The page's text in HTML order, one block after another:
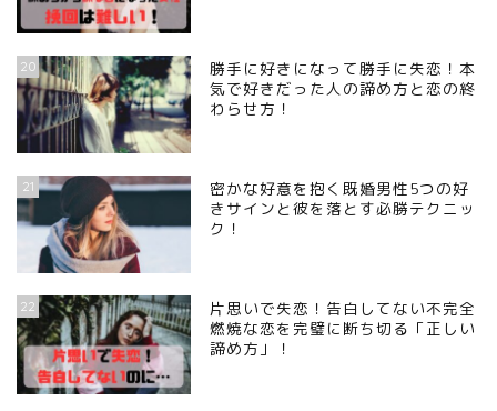
20
勝手に好きになって勝手に失恋！本
気で好きだった人の諦め方と恋の終
わらせ方！
21
密かな好意を抱く既婚男性5つの好
きサインと彼を落とす必勝テクニッ
ク！
22
片思いで失恋！告白してない不完全
燃焼な恋を完璧に断ち切る「正しい
諦め方」！